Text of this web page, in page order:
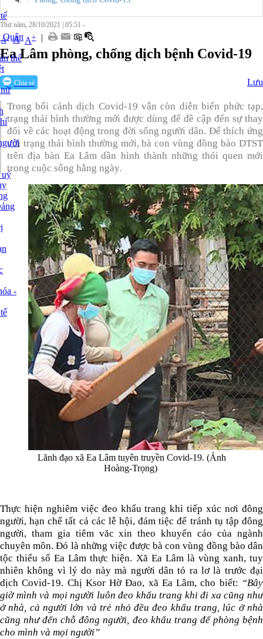
Quân
thể
uỷ
-
Thứ năm, 28/10/2021
05:51 -
A- A A+ |
Ea Lâm phòng, chống dịch bệnh Covid-19
Chia sẻ Lưu
Trong bối cảnh dịch Covid-19 vẫn còn diễn biến phức tạp,
trạng thái bình thường mới được dùng để đề cập đến sự thay
đổi về các hoạt động trong đời sống người dân. Để thích ứng
với trạng thái bình thường mới, bà con vùng đồng bào DTST
trên địa bàn Ea Lâm dần hình thành những thói quen mới
trong cuộc sống hằng ngày.
Lãnh đạo xã Ea Lâm tuyên truyền Covid-19. (Ảnh
Hoàng-Trọng)
Thực hiện nghiêm việc đeo khẩu trang khi tiếp xúc nơi đông
người, hạn chế tất cả các lễ hội, đám tiệc để tránh tụ tập đông
người, tham gia tiêm văc xin theo khuyến cáo của ngành
chuyên môn. Đó là những việc được bà con vùng đồng bào dân
tộc thiểu số Ea Lâm thực hiện. Xã Ea Lâm là vùng xanh, tuy
nhiên không vì lý do này mà người dân tỏ ra lơ là trước đại
dịch Covid-19. Chị Ksor Hờ Đao, xã Ea Lâm, cho biết: “Bây
giờ mình và mọi người luôn đeo khẩu trang khi đi xa cũng như
ở nhà, cả người lớn và trẻ nhỏ đều đeo khẩu trang, lúc ở nhà
cũng như đến chỗ đông người, đeo khẩu trang để phòng bệnh
cho mình và mọi người”